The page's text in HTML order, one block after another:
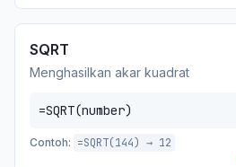
SQRT
Menghasilkan akar kuadrat
=SQRT(number)
Contoh: =SQRT(144) → 12